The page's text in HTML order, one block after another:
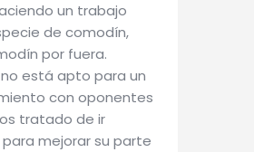
un trabajo
de comodín,
por fuera.
está apto para un
con oponentes
tratado de ir
mejorar su parte